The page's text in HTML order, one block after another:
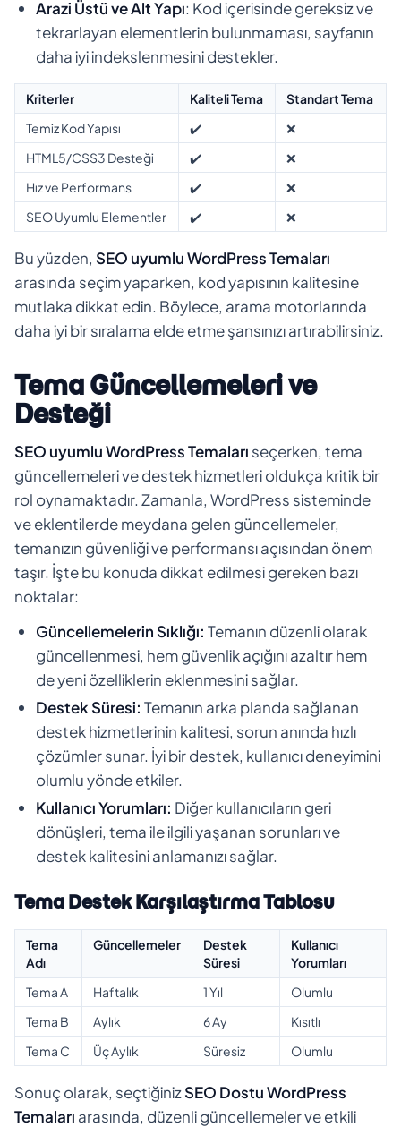
Arazi Üstü ve Alt Yapı: Kod içerisinde gereksiz ve
tekrarlayan elementlerin bulunmaması, sayfanın
daha iyi indekslenmesini destekler.
Kriterler Kaliteli Tema
Standart Tema
Temiz Kod Yapısı
✔️
❌
HTML5/CSS3 Desteği
✔️
❌
Hız ve Performans
✔️
❌
SEO Uyumlu Elementler
✔️ ❌
Bu yüzden, SEO uyumlu WordPress Temaları
arasında seçim yaparken, kod yapısının kalitesine
mutlaka dikkat edin. Böylece, arama motorlarında
daha iyi bir sıralama elde etme şansınızı artırabilirsiniz.
Tema Güncellemeleri ve
Desteği
SEO uyumlu WordPress Temaları seçerken, tema
güncellemeleri ve destek hizmetleri oldukça kritik bir
rol oynamaktadır. Zamanla, WordPress sisteminde
ve eklentilerde meydana gelen güncellemeler,
temanızın güvenliği ve performansı açısından önem
taşır. İşte bu konuda dikkat edilmesi gereken bazı
noktalar:
Güncellemelerin Sıklığı: Temanın düzenli olarak
güncellenmesi, hem güvenlik açığını azaltır hem
de yeni özelliklerin eklenmesini sağlar.
Destek Süresi: Temanın arka planda sağlanan
destek hizmetlerinin kalitesi, sorun anında hızlı
çözümler sunar. İyi bir destek, kullanıcı deneyimini
olumlu yönde etkiler.
Kullanıcı Yorumları: Diğer kullanıcıların geri
dönüşleri, tema ile ilgili yaşanan sorunları ve
destek kalitesini anlamanızı sağlar.
Tema Destek Karşılaştırma Tablosu
Tema
Adı
Güncellemeler
Destek
Süresi
Kullanıcı
Yorumları
Tema A
Haftalık 1 Yıl
Olumlu
Tema B
Aylık 6 Ay
Kısıtlı
Tema C
Üç Aylık Süresiz Olumlu
Sonuç olarak, seçtiğinizSEO Dostu WordPress
Temaları arasında, düzenli güncellemeler ve etkili